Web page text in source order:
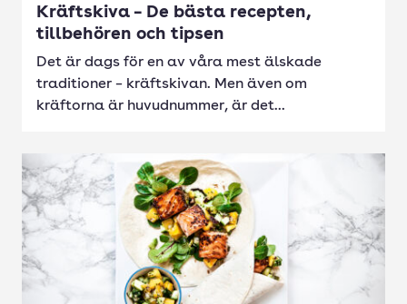
Kräftskiva – De bästa recepten,
tillbehören och tipsen
Det är dags för en av våra mest älskade
traditioner – kräftskivan. Men även om
kräftorna är huvudnummer, är det...